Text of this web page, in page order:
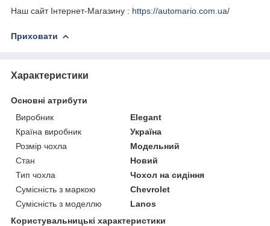
Наш сайт Інтернет-Магазину : https://automario.com.ua/
Приховати
Характеристики
Основні атрибути
Виробник
Elegant
Країна виробник
Україна
Розмір чохла
Модельний
Стан
Новий
Тип чохла
Чохол на сидіння
Сумісність з маркою
Chevrolet
Сумісність з моделлю
Lanos
Користувальницькі характеристики